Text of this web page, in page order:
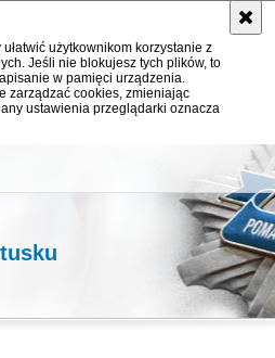
użytkownikom korzystanie z
Jeśli nie blokujesz tych plików, to
w pamięci urządzenia.
zarządzać cookies, zmieniając
ustawienia przeglądarki oznacza